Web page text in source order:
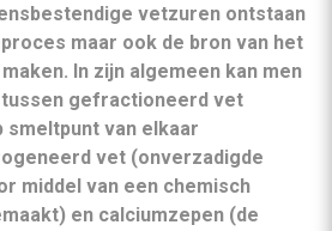
vetzuren ontstaan
maar ook de bron van het
In zijn algemeen kan men
tussen gefractioneerd vet
van elkaar
vet (onverzadigde
middel van een chemisch
en calciumzepen (de